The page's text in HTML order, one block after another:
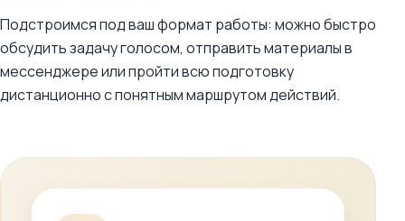
Подстроимся под ваш формат работы: можно быстро
обсудить задачу голосом, отправить материалы в
мессенджере или пройти всю подготовку
дистанционно с понятным маршрутом действий.